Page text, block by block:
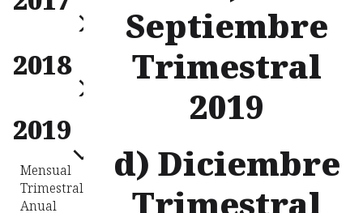
Anual
Trimestral
Anual
2018
Trimestral
Anual
2019
Mensual
Trimestral
Anual
Septiembre
Trimestral
2019
d) Diciembre
Trimestral